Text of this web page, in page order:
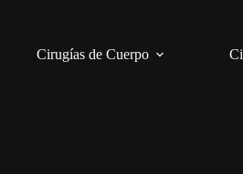
Cirugías de Cuerpo